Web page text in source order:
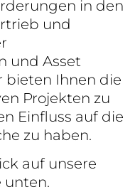
in den
und
und Asset
bieten Ihnen die
Projekten zu
Einfluss auf die
zu haben.
auf unsere
unten.